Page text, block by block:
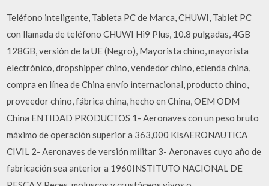
Teléfono inteligente, Tableta PC de Marca, CHUWI, Tablet PC
con llamada de teléfono CHUWI Hi9 Plus, 10.8 pulgadas, 4GB
128GB, versión de la UE (Negro), Mayorista chino, mayorista
electrónico, dropshipper chino, vendedor chino, etienda china,
compra en línea de China envío internacional, producto chino,
proveedor chino, fábrica china, hecho en China, OEM ODM
China ENTIDAD PRODUCTOS 1- Aeronaves con un peso bruto
máximo de operación superior a 363,000 KlsAERONAUTICA
CIVIL 2- Aeronaves de versión militar 3- Aeronaves cuyo año de
fabricación sea anterior a 1960INSTITUTO NACIONAL DE